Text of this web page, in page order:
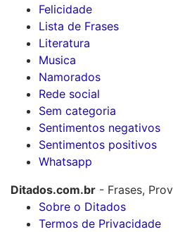
Felicidade
Lista de Frases
Literatura
Musica
Namorados
Rede social
Sem categoria
Sentimentos negativos
Sentimentos positivos
Whatsapp
Ditados.com.br - Frases,
Sobre o Ditados
Termos de Privacidade